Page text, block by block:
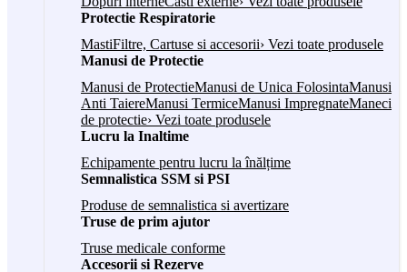
Protectie Respiratorie
MastiFiltre, Cartuse si accesorii› Vezi toate produsele
Manusi de Protectie
Manusi de ProtectieManusi de Unica FolosintaManusi
Anti TaiereManusi TermiceManusi ImpregnateManeci
de protectie› Vezi toate produsele
Lucru la Inaltime
Echipamente pentru lucru la înălțime
Semnalistica SSM si PSI
Produse de semnalistica si avertizare
Truse de prim ajutor
Truse medicale conforme
Accesorii si Rezerve